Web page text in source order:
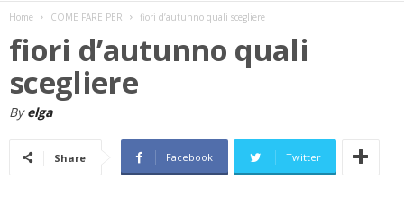
Home COME FARE PER fiori d’autunno quali scegliere
fiori d’autunno quali
scegliere
By elga
Share Facebook Twitter